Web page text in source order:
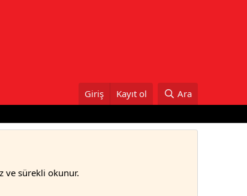
Giriş Kayıt ol Ara
ve sürekli okunur.